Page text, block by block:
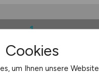
1
Cookies
um Ihnen unsere Website